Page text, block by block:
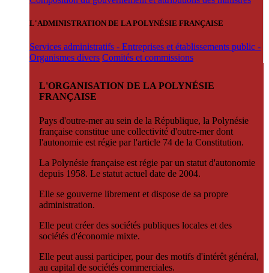
L'ADMINISTRATION DE LA POLYNÉSIE FRANÇAISE
Services administratifs - Entreprises et établissements public -
Organismes divers Comités et commissions
L'ORGANISATION DE LA POLYNÉSIE
FRANÇAISE
Pays d'outre-mer au sein de la République, la Polynésie
française constitue une collectivité d'outre-mer dont
l'autonomie est régie par l'article 74 de la Constitution.
La Polynésie française est régie par un statut d'autonomie
depuis 1958. Le statut actuel date de 2004.
Elle se gouverne librement et dispose de sa propre
administration.
Elle peut créer des sociétés publiques locales et des
sociétés d'économie mixte.
Elle peut aussi participer, pour des motifs d'intérêt général,
au capital de sociétés commerciales.